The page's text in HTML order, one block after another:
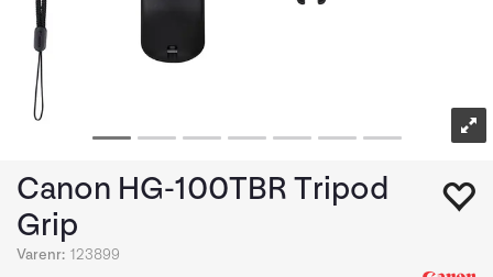
Canon HG-100TBR Tripod
Grip
Varenr: 123899